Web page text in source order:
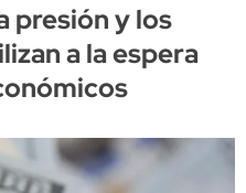
presión y los
a la espera